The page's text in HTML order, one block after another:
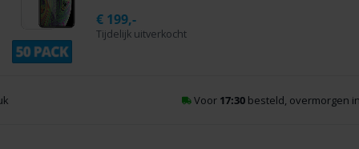
Tijdelijk uitverkocht
€ 199,-
besteld, overmorgen in huis*